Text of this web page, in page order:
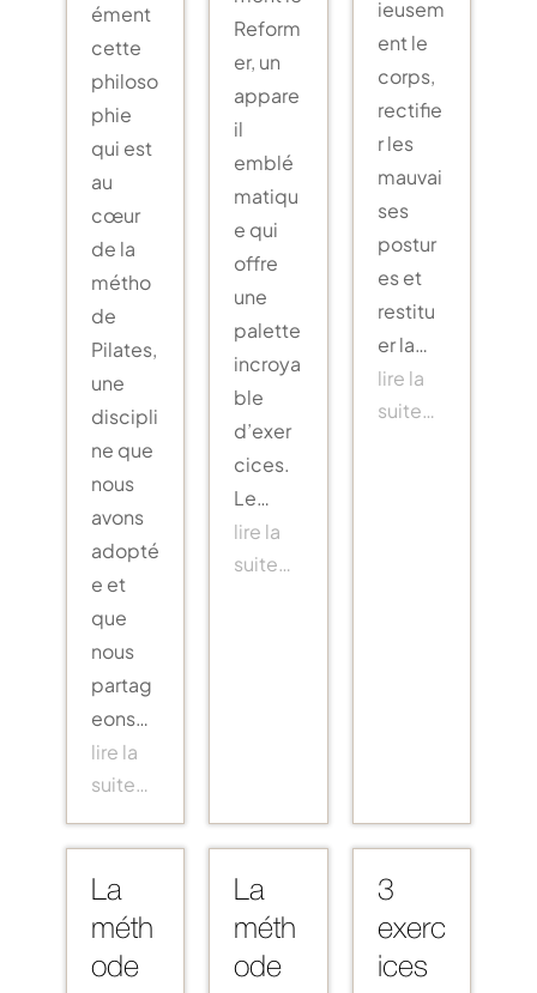
ément
cette
philoso
phie
qui est
au
cœur
de la
métho
de
Pilates,
une
discipli
ne que
nous
avons
adopté
e et
que
nous
partag
eons…
lire la
suite…
Reform
er, un
appare
il
emblé
matiqu
e qui
offre
une
palette
incroya
ble
d’exer
cices.
Le…
lire la
suite…
ieusem
ent le
corps,
rectifie
r les
mauvai
ses
postur
es et
restitu
er la…
lire la
suite…
La
méth
ode
La
méth
ode
3
exerc
ices